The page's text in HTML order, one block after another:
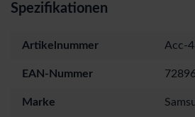
Spezifikationen
Artikelnummer Acc-
EAN-Nummer
Marke